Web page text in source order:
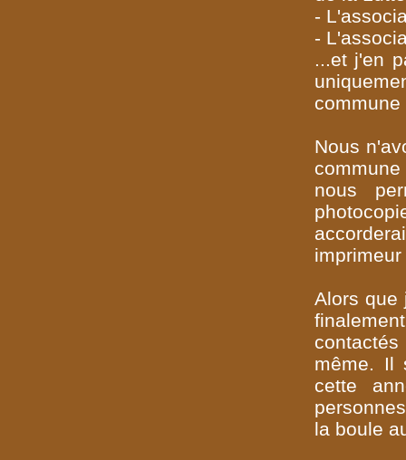
-
-
...et j'en
commune
Nous
nous
Alors que
même.
cette
la boule